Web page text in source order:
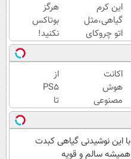
این کرم
گیاهی،مثل
اتو چروکای
پوستتوصاف
میکنه!50%تخفیف
هرگز
بوتاکس
نکنید!
جوانساز
جلبک
پوست
شمارا
جوان
می کند
اکانت
هوش
مصنوعی
رو با
ضمانت و
تخفیف
بگیر !!
از
PS5
تا
آیفون17
و بیت
کوین
با این نوشیدنی گیاهی کبدت
همیشه سالم و قویه